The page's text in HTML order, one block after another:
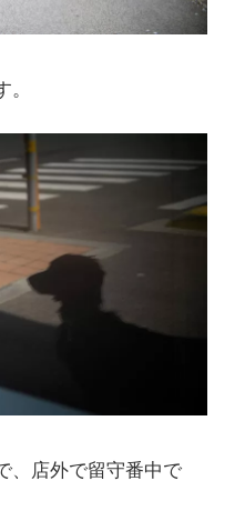
、店外で留守番中で